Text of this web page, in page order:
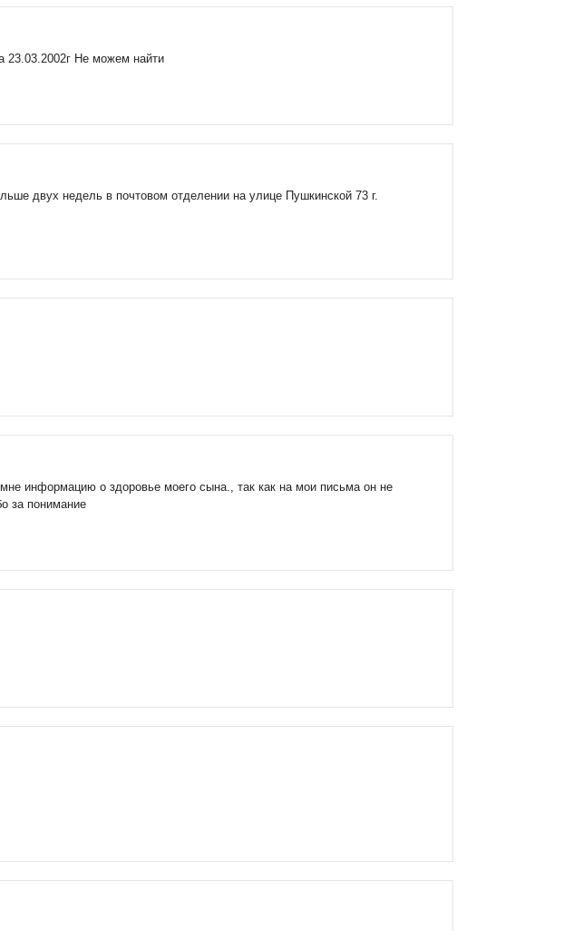
23.03.2002г Не можем найти
двух недель в почтовом отделении на улице Пушкинской 73 г.
информацию о здоровье моего сына., так как на мои письма он не
за понимание